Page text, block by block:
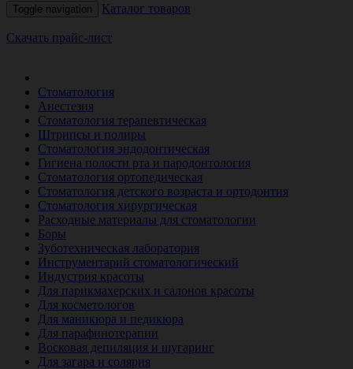
Toggle navigation Каталог товаров
Скачать прайс-лист
Стоматология
Анестезия
Стоматология терапевтическая
Штрипсы и полиры
Стоматология эндодонтическая
Гигиена полости рта и пародонтология
Стоматология ортопедическая
Стоматология детского возраста и ортодонтия
Стоматология хирургическая
Расходные материалы для стоматологии
Боры
Зуботехническая лаборатория
Инструментарий стоматологический
Индустрия красоты
Для парикмахерских и салонов красоты
Для косметологов
Для маникюра и педикюра
Для парафинотерапии
Восковая депиляция и шугаринг
Для загара и солярия